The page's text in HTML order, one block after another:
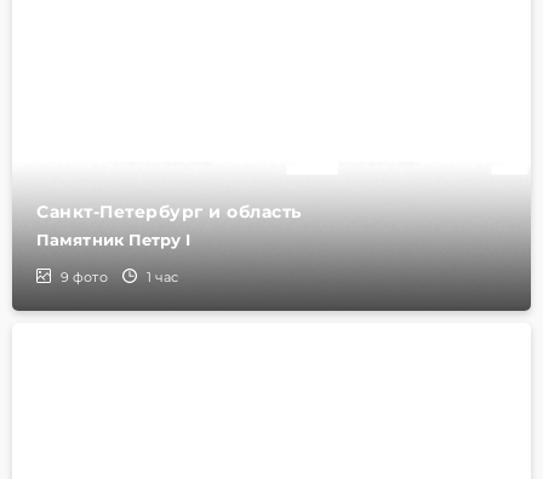
Санкт-Петербург и область
Памятник Петру I
9 фото 1 час